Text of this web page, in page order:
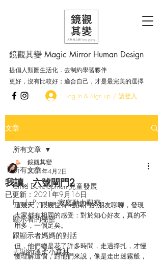
鏡觀其變 Magic Mirror Human Design
提倡人類圖生活化．去制約學習夥伴
更好，沒有比較好；適合自己，才是最完美的選擇
Log In & Sign up / 請登入．加入會員
文章
所有文章
Child Development兒童發展
Family Practice 家庭動力觀察
顯示者的秘密
跟顯示者媽媽的對話
去制約溫柔小森林
所有文章
我讀。六號閘門2
鏡觀其變
2021年4月2日
已更新： 2021年9月16日
這幾天，跟幾位有6號閘門的朋友聊聊，發現
大家都有相同的感受： 對於知心好友，真的不
用多，一個足矣。
但，他們總是花了許多時間，走過掙扎，才慢
慢理解這個，對他們來說，像是走出迷霧般，